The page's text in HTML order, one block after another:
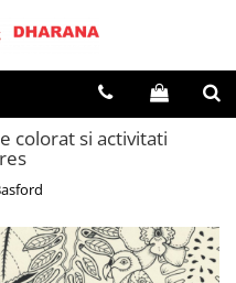
colorat si activitati